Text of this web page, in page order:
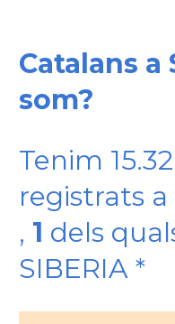
Catalans a
som?
Tenim
registrats
, 1 dels
SIBERIA *